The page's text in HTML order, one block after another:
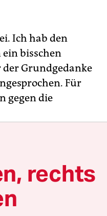
Ich hab den
bisschen
der Grundgedanke
Für
gegen die
Wecker
Sie sollten
Sie sich daran
rechts